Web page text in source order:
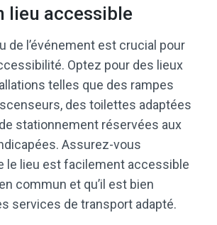
lieu accessible
de l’événement est crucial pour
Optez pour des lieux
telles que des rampes
des toilettes adaptées
stationnement réservées aux
Assurez-vous
le lieu est facilement accessible
commun et qu’il est bien
services de transport adapté.